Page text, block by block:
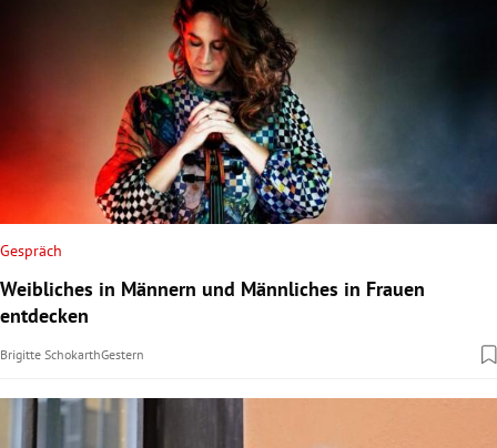
Gespräch
Weibliches in Männern und Männliches in Frauen
entdecken
Brigitte SchokarthGestern